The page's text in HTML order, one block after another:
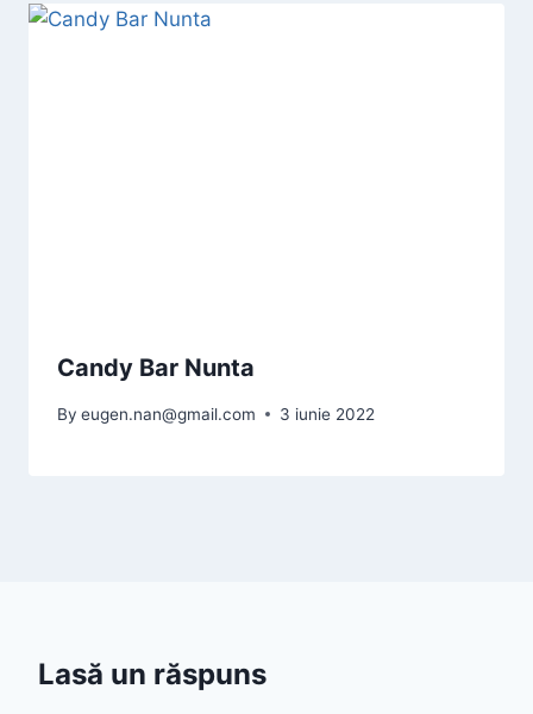
Candy Bar Nunta
By eugen.nan@gmail.com 3 iunie 2022
Lasă un răspuns